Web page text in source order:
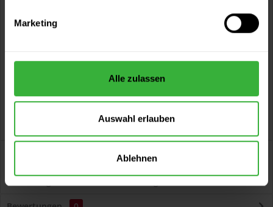
Marketing
Alle zulassen
Auswahl erlauben
Ablehnen
Persönliche Beratung unter040 60 77 65 23
Lackierungen und Lackausbesserungen am Auto...